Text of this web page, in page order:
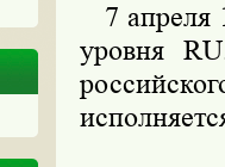
7 апреля
уровня